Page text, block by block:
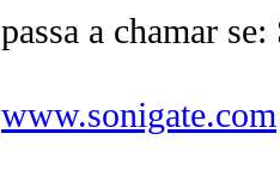
passa a chamar
www.sonigate.com